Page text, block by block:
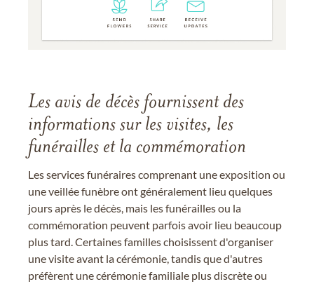
Les avis de décès fournissent des
informations sur les visites, les
funérailles et la commémoration
Les services funéraires comprenant une exposition ou
une veillée funèbre ont généralement lieu quelques
jours après le décès, mais les funérailles ou la
commémoration peuvent parfois avoir lieu beaucoup
plus tard. Certaines familles choisissent d'organiser
une visite avant la cérémonie, tandis que d'autres
préfèrent une cérémonie familiale plus discrète ou